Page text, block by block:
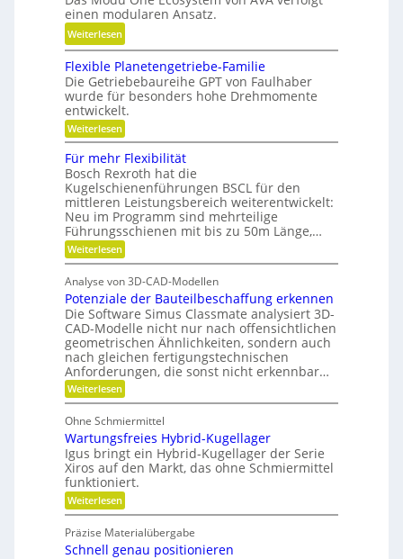
i
s
i
o
n
i
t
ä
t
,
D
y
n
a
m
i
k
u
n
d
P
l
a
t
z
e
l
g
e
w
i
n
d
e
t
r
e
b
u
H
y
d
r
a
u
k
i
m
V
e
r
g
einen modularen Ansatz.
Weiterlesen:
M
o
d
u
l
a
r
e
A
r
m
a
t
r
e
n
t
e
c
h
i
k
Flexible Planetengetriebe-Familie
Die Getriebebaureihe GPT von Faulhaber
wurde für besonders hohe Drehmomente
entwickelt.
Weiterlesen:
F
e
x
i
b
l
e
P
l
a
n
t
e
n
g
e
t
r
i
e
b
e
-
F
a
m
i
l
i
e
Für mehr Flexibilität
Bosch Rexroth hat die
Kugelschienenführungen BSCL für den
mittleren Leistungsbereich weiterentwickelt:
Neu im Programm sind mehrteilige
Führungsschienen mit bis zu 50m Länge,…
Weiterlesen:
F
r
m
e
h
r
F
l
e
x
i
i
l
i
t
ä
t
Analyse von 3D-CAD-Modellen
Potenziale der Bauteilbeschaffung erkennen
Die Software Simus Classmate analysiert 3D-
CAD-Modelle nicht nur nach offensichtlichen
geometrischen Ähnlichkeiten, sondern auch
nach gleichen fertigungstechnischen
Anforderungen, die sonst nicht erkennbar…
Weiterlesen:
P
t
e
n
z
i
a
l
e
e
r
Ohne Schmiermittel
Wartungsfreies Hybrid-Kugellager
Igus bringt ein Hybrid-Kugellager der Serie
Xiros auf den Markt, das ohne Schmiermittel
funktioniert.
Weiterlesen:
W
r
t
Präzise Materialübergabe
Schnell genau positionieren